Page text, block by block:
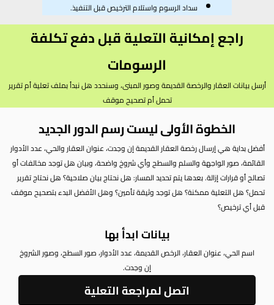
سداد الرسوم واستلام الترخيص قبل التنفيذ.
راجع إمكانية التعلية قبل دفع تكلفة
الرسومات
أرسل بيانات العقار والرخصة القديمة وصور المبنى، وسنحدد هل نبدأ بملف تعلية أم تقرير
تحمل أم تصحيح موقف
الخطوة الأولى ليست رسم الدور الجديد
أفضل بداية هي إرسال رخصة العقار القديمة إن وجدت، عنوان العقار والحي، عدد الأدوار
القائمة، صور الواجهة والسلم والسطح وأي شروخ واضحة، وبيان هل توجد مخالفات أو
تصالح أو قرارات إزالة. بعدها يتم تحديد المسار: هل نحتاج بيان صلاحية؟ هل نحتاج تقرير
تحمل؟ هل التعلية ممكنة؟ هل توجد وثيقة تأمين؟ وهل الأفضل البدء بتصحيح موقف
قبل أي ترخيص؟
بيانات ابدأ بها
اسم الحي، عنوان العقار، الرخص القديمة، عدد الأدوار، صور السطح، وصور الشروخ
إن وجدت.
اتصل لمراجعة التعلية